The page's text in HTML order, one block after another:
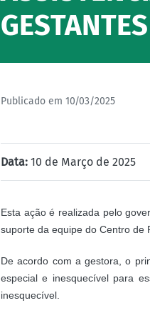
Publicado em 10/03/2025
Data: 10 de Março de 2025
Esta ação é realizada pelo
suporte da equipe do Centro de
De acordo com a gestora, o
especial e inesquecível para
inesquecível.